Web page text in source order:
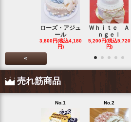
ローズ・アジュ
ール
3,800円(税込4,180
円)
Ｗｈｉｔｅ Ａ
ｎｇｅｌ
5,200円(税込5,720
円)
<
売れ筋商品
No.1 No.2